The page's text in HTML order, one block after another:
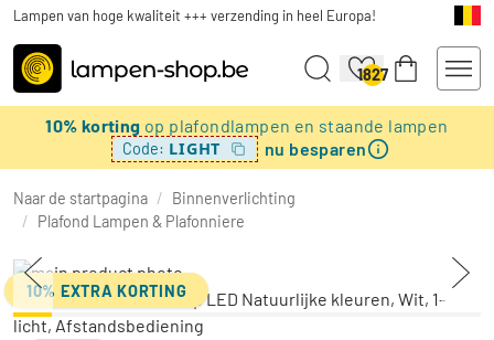
Lampen van hoge kwaliteit +++ verzending in heel Europa!
1827
10% korting op plafondlampen en staande lampen
Code: LIGHT nu besparen
Naar de startpagina / Binnenverlichting
/ Plafond Lampen & Plafonniere
10% EXTRA KORTING